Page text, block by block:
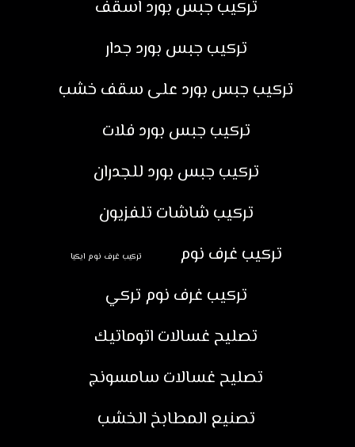
تركيب جبس بورد اسقف
تركيب جبس بورد جدار
تركيب جبس بورد على سقف خشب
تركيب جبس بورد فلات
تركيب جبس بورد للجدران
تركيب شاشات تلفزيون
تركيب غرف نوم
تركيب غرف نوم ايكيا
تركيب غرف نوم تركي
تصليح غسالات اتوماتيك
تصليح غسالات سامسونج
تصنيع المطابخ الخشب